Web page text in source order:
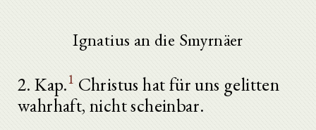
Ignatius an die Smyrnäer
2. Kap.1 Christus hat für uns gelitten
wahrhaft, nicht scheinbar.